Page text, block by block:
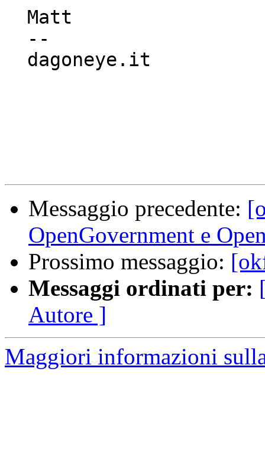
Messaggio precedente:
OpenGovernment e
Prossimo messaggio:
Messaggi ordinati per:
Autore ]
Maggiori informazioni